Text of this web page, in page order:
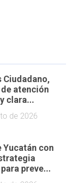
Ciudadano,
atención
clara...
de 2026
Yucatán con
preve...